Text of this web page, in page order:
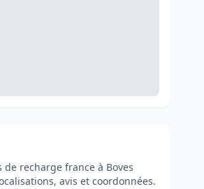
de recharge france à Boves
avis et coordonnées.